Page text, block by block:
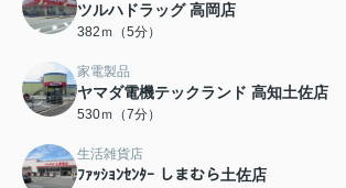
ツルハドラッグ 高岡店
382ｍ（5分）
家電製品
ヤマダ電機テックランド 高知土佐店
530ｍ（7分）
生活雑貨店
ﾌｧｯｼｮﾝｾﾝﾀｰ しまむら土佐店